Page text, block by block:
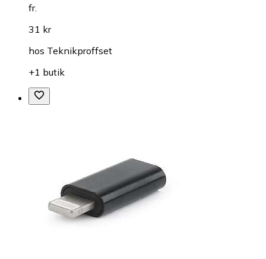
fr.
31 kr
hos Teknikproffset
+1 butik